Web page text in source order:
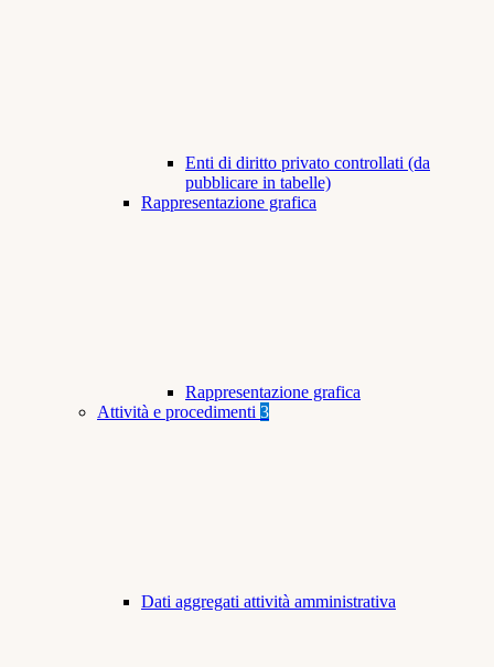
Enti di diritto privato controllati (da
pubblicare in tabelle)
Rappresentazione grafica
Rappresentazione grafica
Attività e procedimenti 3
Dati aggregati attività amministrativa